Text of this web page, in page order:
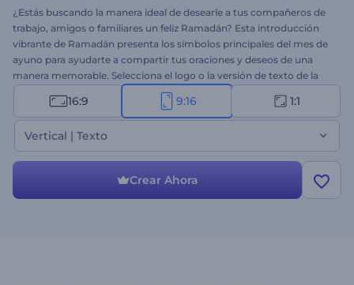
¿Estás buscando la manera ideal de desearle a tus compañeros de
trabajo, amigos o familiares un feliz Ramadán? Esta introducción
vibrante de Ramadán presenta los símbolos principales del mes de
ayuno para ayudarte a compartir tus oraciones y deseos de una
manera memorable. Selecciona el logo o la versión de texto de la
plantilla, escribe tus cálidos mensajes de alegría, unidad y paz en la
vida, y espera unos minutos para obtener tu saludo en video por
Ramadán. Con sus colores vibrantes y su apariencia temática, esta
plantilla de video seguramente hará que las celebraciones con tus
seres queridos en esta fecha especial sean únicas. Utilízalo para
invitaciones a celebraciones y muchas opciones más. ¡Pruébalo
ahora!
16:9 9:16 1:1
Vertical | Texto
Crear Ahora